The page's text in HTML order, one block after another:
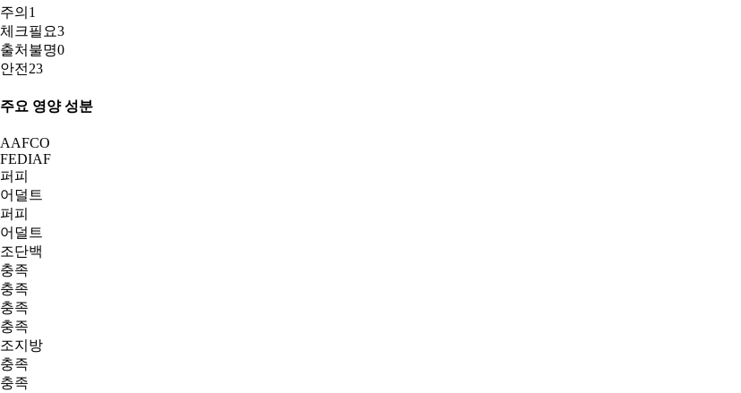
주의 1
체크필요3
출처불명0
안전 23
주요 영양 성분
AAFCO
FEDIAF
퍼피
어덜트
퍼피
어덜트
조단백
충족
충족
충족
충족
조지방
충족
충족